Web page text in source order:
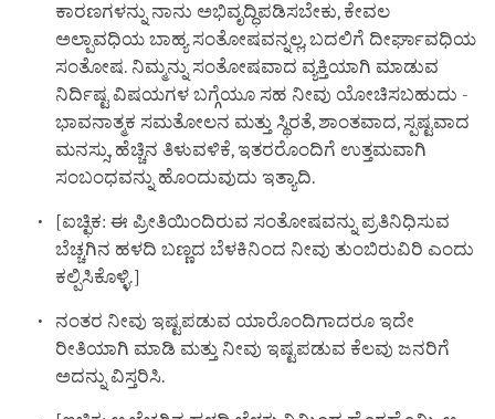
ಕಾರಣಗಳನ್ನು ನಾನು ಅಭಿವೃದ್ಧಿಪಡಿಸಬೇಕು, ಕೇವಲ
ಅಲ್ಪಾವಧಿಯ ಬಾಹ್ಯ ಸಂತೋಷವನ್ನಲ್ಲ, ಬದಲಿಗೆ ದೀರ್ಘಾವಧಿಯ
ಸಂತೋಷ. ನಿಮ್ಮನ್ನು ಸಂತೋಷವಾದ ವ್ಯಕ್ತಿಯಾಗಿ ಮಾಡುವ
ನಿರ್ದಿಷ್ಟ ವಿಷಯಗಳ ಬಗ್ಗೆಯೂ ಸಹ ನೀವು ಯೋಚಿಸಬಹುದು -
ಭಾವನಾತ್ಮಕ ಸಮತೋಲನ ಮತ್ತು ಸ್ಥಿರತೆ, ಶಾಂತವಾದ, ಸ್ಪಷ್ಟವಾದ
ಮನಸ್ಸು, ಹೆಚ್ಚಿನ ತಿಳುವಳಿಕೆ, ಇತರರೊಂದಿಗೆ ಉತ್ತಮವಾಗಿ
ಸಂಬಂಧವನ್ನು ಹೊಂದುವುದು ಇತ್ಯಾದಿ.
[ಐಚ್ಛಿಕ: ಈ ಪ್ರೀತಿಯಿಂದಿರುವ ಸಂತೋಷವನ್ನು ಪ್ರತಿನಿಧಿಸುವ
ಬೆಚ್ಚಗಿನ ಹಳದಿ ಬಣ್ಣದ ಬೆಳಕಿನಿಂದ ನೀವು ತುಂಬಿರುವಿರಿ ಎಂದು
ಕಲ್ಪಿಸಿಕೊಳ್ಳಿ.]
ನಂತರ ನೀವು ಇಷ್ಟಪಡುವ ಯಾರೊಂದಿಗಾದರೂ ಇದೇ
ರೀತಿಯಾಗಿ ಮಾಡಿ ಮತ್ತು ನೀವು ಇಷ್ಟಪಡುವ ಕೆಲವು ಜನರಿಗೆ
ಅದನ್ನು ವಿಸ್ತರಿಸಿ.